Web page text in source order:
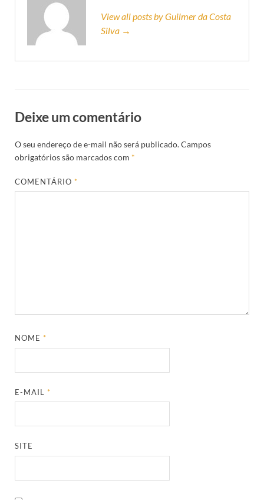
View all posts by Guilmer da Costa
Silva →
Deixe um comentário
O seu endereço de e-mail não será publicado.Campos
obrigatórios são marcados com *
COMENTÁRIO*
NOME*
E-MAIL*
SITE